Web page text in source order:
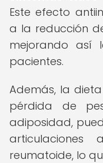
Este efecto
a la reducción
mejorando
pacientes.
Además, la
pérdida de
adiposidad,
reumatoide, lo